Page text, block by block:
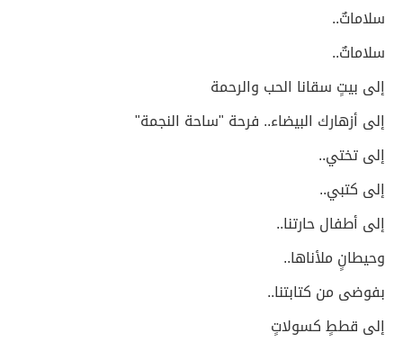
سلاماتٌ..
سلاماتٌ..
إلى بيتٍ سقانا الحب والرحمة
إلى أزهارك البيضاء.. فرحة "ساحة النجمة"
إلى تختي..
إلى كتبي..
إلى أطفال حارتنا..
وحيطانٍ ملأناها..
بفوضى من كتابتنا..
إلى قططٍ كسولاتٍ